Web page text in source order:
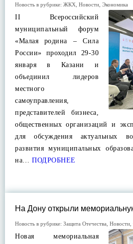
Новость в рубрике: ЖКХ Новости Экономика
II Всероссийский
муниципальный форум
«Малая родина – Сила
России» проходил 29-30
января в Казани и
объединил лидеров
местного
самоуправления,
представителей бизнеса,
общественных организаций и
для обсуждения актуальных
развития муниципальных
на… ПОДРОБНЕЕ
На Дону открыли
Новость в рубрике: Защита Отечества Новости
Новая мемориальная